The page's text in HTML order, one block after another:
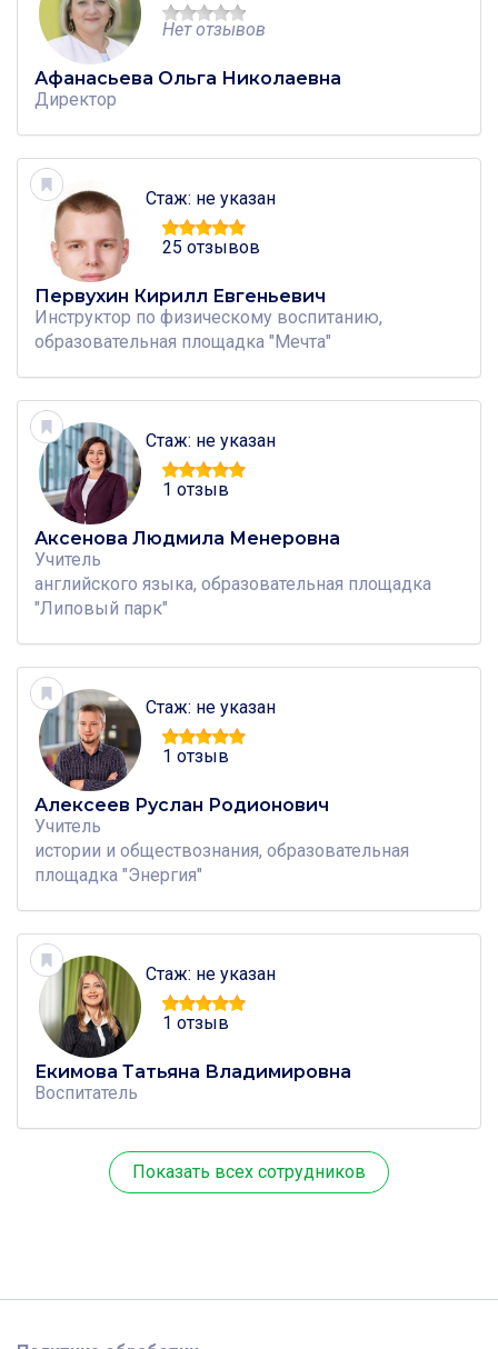
Москва, улица Александры Монаховой, дом 19
строение 1
Ольховая
Москва, улица Эдварда Грига, дом 3
Коммунарка
Москва, бульвар Скандинавский, дом 12 строение 1
Коммунарка
Москва, улица Фитарёвская, дом 9
Коммунарка
Москва, улица Эдварда Грига, дом 12
Коммунарка
Нет отзывов
Афанасьева Ольга Николаевна
Директор
Стаж: не указан
25 отзывов
Первухин Кирилл Евгеньевич
Инструктор по физическому воспитанию,
образовательная площадка "Мечта"
Стаж: не указан
1 отзыв
Аксенова Людмила Менеровна
Учитель
английского языка, образовательная площадка
"Липовый парк"
Стаж: не указан
1 отзыв
Алексеев Руслан Родионович
Учитель
истории и обществознания, образовательная
площадка "Энергия"
Стаж: не указан
1 отзыв
Екимова Татьяна Владимировна
Воспитатель
Показать всех сотрудников